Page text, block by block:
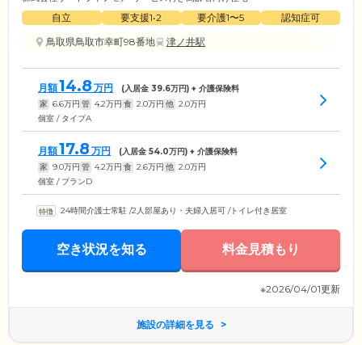
自立 要支援1•2 要介護1〜5
認知症可
鳥取県鳥取市幸町98番地
津ノ井駅
月額14.8 万円 (入居金 39.6万円) + 介護保険料
家 6.6万円 管 4.2万円 食 2.0万円 他 2.0万円
個室 / タイプA
月額17.8 万円 (入居金 54.0万円) + 介護保険料
家 9.0万円 管 4.2万円 食 2.6万円 他 2.0万円
個室 / プランD
24時間介護士常駐 /2人部屋あり・夫婦入居可 /トイレ付き居室
空き状況を知る 料金見積もり
※2026/04/01更新
施設の詳細を見る